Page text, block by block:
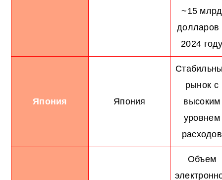
~15 млрд
долларов
2024
Япония Япония
рынок с
высоким
уровнем
расходов
Объем